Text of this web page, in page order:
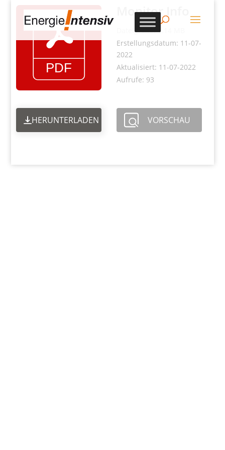
Monitor Info
Dateigröße: 1.14 MB
Erstellungsdatum: 11-07-
2022
Aktualisiert: 11-07-2022
Aufrufe: 93
HERUNTERLADEN VORSCHAU